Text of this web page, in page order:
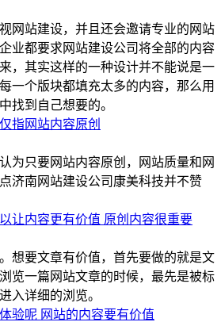
网站建设，并且还会邀请专业的网站
业都要求网站建设公司将全部的内容
，其实这样的一种设计并不能说是一
一个版块都填充太多的内容，那么用
找到自己想要的。
指网站内容原创
为只要网站内容原创，网站质量和网
济南网站建设公司康美科技并不赞
让内容更有价值 原创内容很重要
想要文章有价值，首先要做的就是文
览一篇网站文章的时候，最先是被标
入详细的浏览。
验呢 网站的内容要有价值